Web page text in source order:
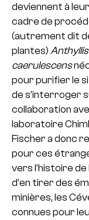
deviennent à
cadre de
(autrement dit
plantes)
caerulescens
pour purifier le
de s’interroger
collaboration
laboratoire
Fischer a donc
pour ces
vers l’histoire
d’en tirer des
minières, les
connues pour